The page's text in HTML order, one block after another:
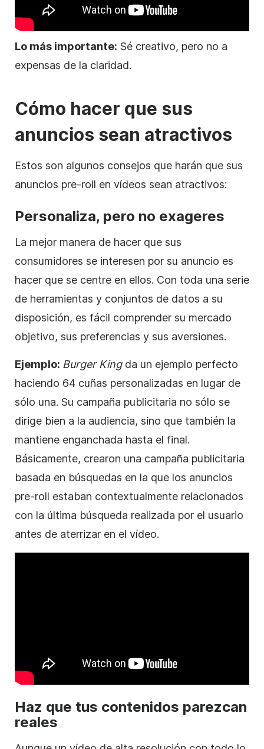
Lo más importante: Sé creativo, pero no a
expensas de la claridad.
Cómo hacer que sus
anuncios sean atractivos
Estos son algunos consejos que harán que sus
anuncios pre-roll en vídeos sean atractivos:
Personaliza, pero no exageres
La mejor manera de hacer que sus
consumidores se interesen por su anuncio es
hacer que se centre en ellos. Con toda una serie
de herramientas y conjuntos de datos a su
disposición, es fácil comprender su mercado
objetivo, sus preferencias y sus aversiones.
Ejemplo: Burger Kingda un ejemplo perfecto
haciendo 64 cuñas personalizadas en lugar de
sólo una. Su campaña publicitaria no sólo se
dirige bien a la audiencia, sino que también la
mantiene enganchada hasta el final.
Básicamente, crearon una campaña publicitaria
basada en búsquedas en la que los anuncios
pre-roll estaban contextualmente relacionados
con la última búsqueda realizada por el usuario
antes de aterrizar en el vídeo.
Haz que tus contenidos parezcan
reales